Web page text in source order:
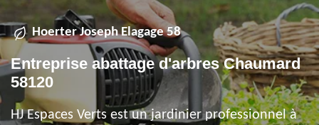
Hoerter Joseph Elagage 58
Entreprise abattage d'arbres Chaumard
58120
HJ Espaces Verts est un jardinier professionnel à